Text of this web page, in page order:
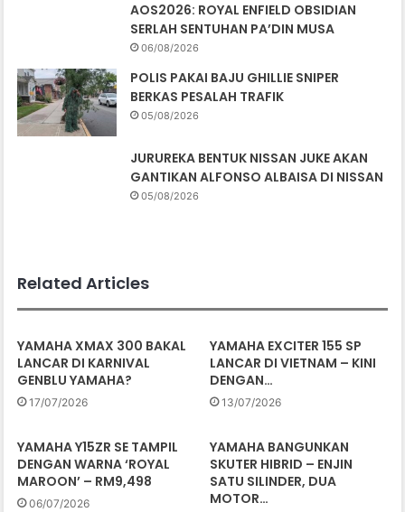
AOS2026: ROYAL ENFIELD OBSIDIAN
SERLAH SENTUHAN PA’DIN MUSA
06/08/2026
POLIS PAKAI BAJU GHILLIE SNIPER
BERKAS PESALAH TRAFIK
05/08/2026
JURUREKA BENTUK NISSAN JUKE AKAN
GANTIKAN ALFONSO ALBAISA DI NISSAN
05/08/2026
Related Articles
YAMAHA XMAX 300 BAKAL
LANCAR DI KARNIVAL
GENBLU YAMAHA?
17/07/2026
YAMAHA EXCITER 155 SP
LANCAR DI VIETNAM – KINI
DENGAN…
13/07/2026
YAMAHA Y15ZR SE TAMPIL
DENGAN WARNA ‘ROYAL
MAROON’ – RM9,498
06/07/2026
YAMAHA BANGUNKAN
SKUTER HIBRID – ENJIN
SATU SILINDER, DUA
MOTOR…